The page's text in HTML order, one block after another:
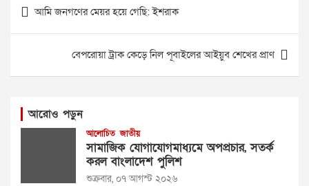
navigation
আমি জনগণের মেয়র হয়ে গেছি: ইশরাক
বেপরোয়া ট্রাক কেড়ে নিল পূবাইলের আইয়ুব শেখের প্রাণ
আরোও পড়ুন
আলোচিত জাতীয়
সামাজিক যোগাযোগমাধ্যমে অপপ্রচার, সতর্ক
করল বাংলাদেশ পুলিশ
শুক্রবার, ০৭ আগস্ট ২০২৬